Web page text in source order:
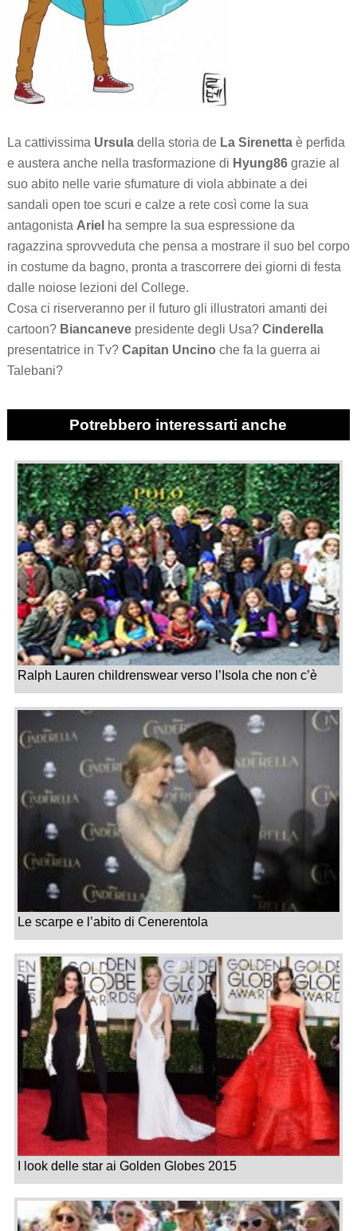
La cattivissima Ursuladella storia de La Sirenettaè perfida
e austera anche nella trasformazione di Hyung86grazie al
suo abito nelle varie sfumature di viola abbinate a dei
sandali open toe scuri e calze a rete così come la sua
antagonista Ariel ha sempre la sua espressione da
ragazzina sprovveduta che pensa a mostrare il suo bel corpo
in costume da bagno, pronta a trascorrere dei giorni di festa
dalle noiose lezioni del College.
Cosa ci riserveranno per il futuro gli illustratori amanti dei
cartoon? Biancanevepresidente degli Usa? Cinderella
presentatrice in Tv?Capitan Uncino che fa la guerra ai
Talebani?
Potrebbero interessarti anche
Ralph Lauren childrenswear verso l’Isola che non c’è
Le scarpe e l’abito di Cenerentola
I look delle star ai Golden Globes 2015